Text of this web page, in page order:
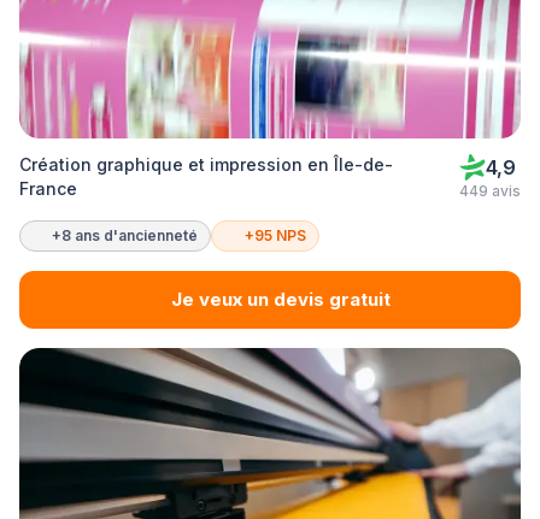
Création graphique et impression en Île-de-
France
4,9
449 avis
+8 ans d'ancienneté +95 NPS
Je veux un devis gratuit